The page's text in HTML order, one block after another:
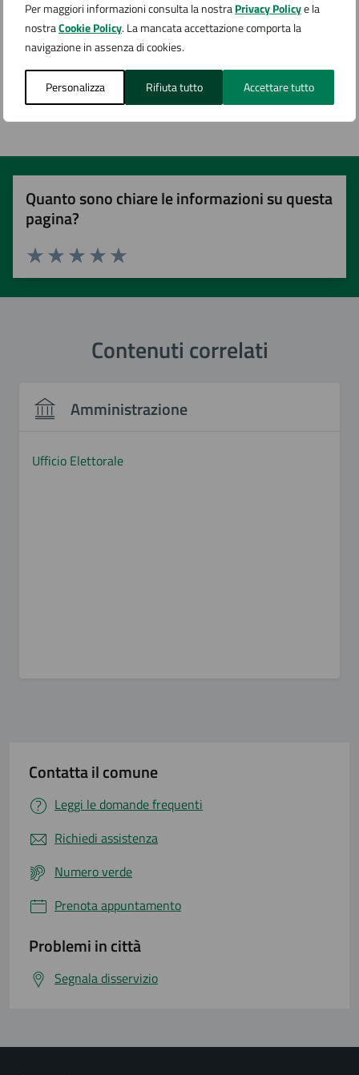
Per maggiori informazioni consulta la nostraPrivacy Policye la
nostraCookie Policy. La mancata accettazione comporta la
navigazione in assenza di cookies.
Personalizza Rifiuta tutto Accettare tutto
Argomenti:
Elezioni
Pagina aggiornata il 28/01/2025
Quanto sono chiare le informazioni su questa
pagina?
Valuta 5 stelle su 5
Valuta 4 stelle su 5
Valuta 3 stelle su 5
Valuta 2 stelle su 5
Valuta 1 stelle su 5
Contenuti correlati
Amministrazione
Ufficio Elettorale
Contatta il comune
Leggi le domande frequenti
Richiedi assistenza
Numero verde
Prenota appuntamento
Problemi in città
Segnala disservizio